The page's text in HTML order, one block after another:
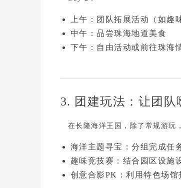
上午 ：团队拓展活动（如趣
中午 ：品尝珠海地道美食
下午 ：自由活动或前往珠海
3. 团建玩法：让团队
在长隆海洋王国，除了常规游玩
海洋主题寻宝 ：分组完成任
趣味竞技赛 ：结合园区设施
创意合影PK ：利用特色场